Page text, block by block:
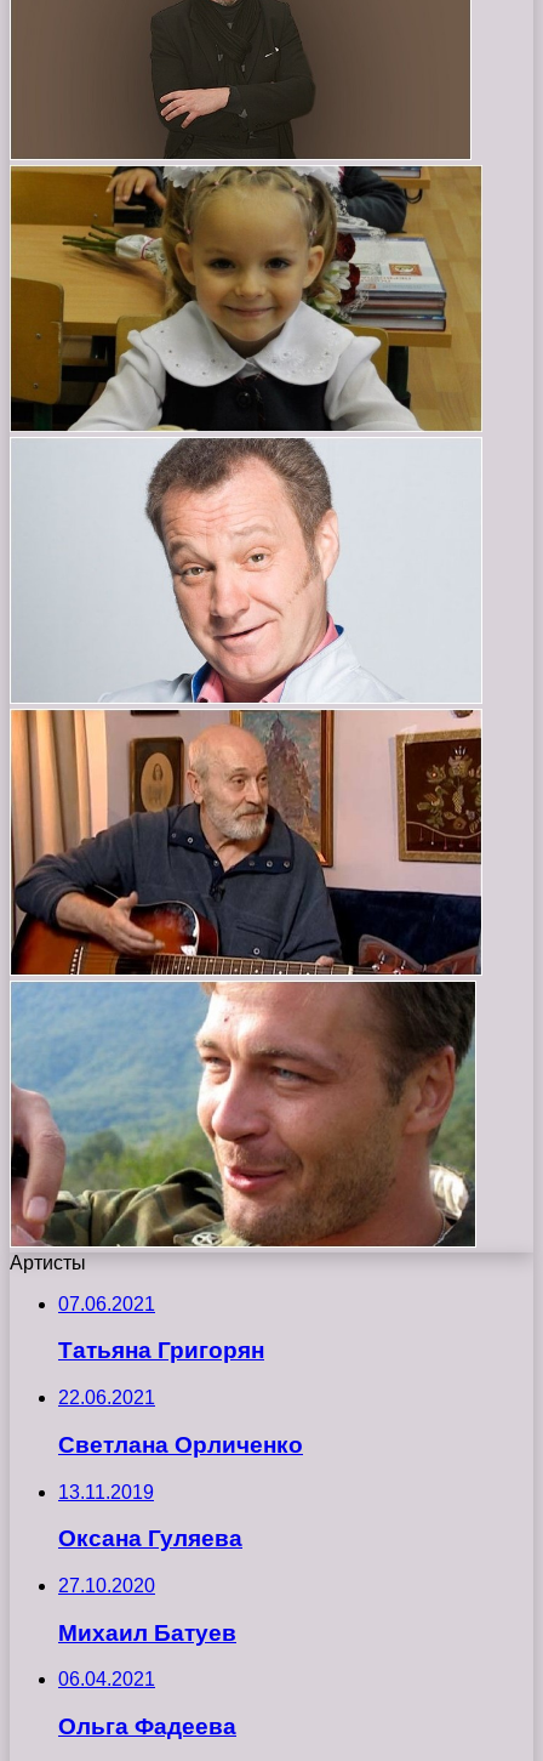
Артисты
07.06.2021
Татьяна Григорян
22.06.2021
Светлана Орличенко
13.11.2019
Оксана Гуляева
27.10.2020
Михаил Батуев
06.04.2021
Ольга Фадеева